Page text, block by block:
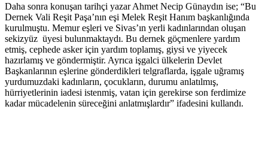
Daha sonra konuşan tarihçi yazar Ahmet Necip Günaydın ise; “Bu
Dernek Vali Reşit Paşa’nın eşi Melek Reşit Hanım başkanlığında
kurulmuştu. Memur eşleri ve Sivas’ın yerli kadınlarından oluşan
sekizyüz üyesi bulunmaktaydı. Bu dernek göçmenlere yardım
etmiş, cephede asker için yardım toplamış, giysi ve yiyecek
hazırlamış ve göndermiştir. Ayrıca işgalci ülkelerin Devlet
Başkanlarının eşlerine gönderdikleri telgraflarda, işgale uğramış
yurdumuzdaki kadınların, çocukların, durumu anlatılmış,
hürriyetlerinin iadesi istenmiş, vatan için gerekirse son ferdimize
kadar mücadelenin süreceğini anlatmışlardır” ifadesini kullandı.